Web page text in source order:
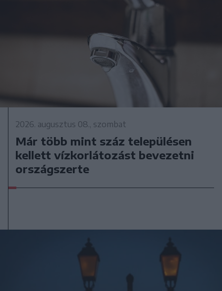
2026. augusztus 08., szombat
Már több mint száz településen
kellett vízkorlátozást bevezetni
országszerte